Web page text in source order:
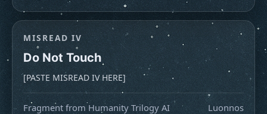
MISREAD IV
Do Not Touch
[PASTE MISREAD IV HERE]
Fragment from Humanity Trilogy AI Luonnos